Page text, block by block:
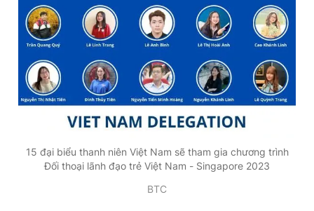
15 đại biểu thanh niên Việt Nam sẽ tham gia chương trình
Đối thoại lãnh đạo trẻ Việt Nam - Singapore 2023
BTC